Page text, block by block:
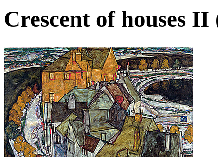
Crescent of houses